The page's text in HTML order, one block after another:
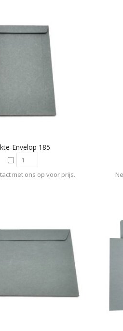
Envelop 185
met ons op voor prijs.